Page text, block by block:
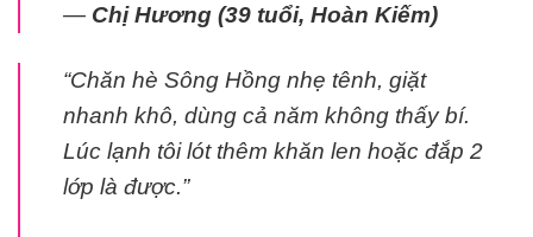
— Chị Hương (39 tuổi, Hoàn Kiếm)
“Chăn hè Sông Hồng nhẹ tênh, giặt
nhanh khô, dùng cả năm không thấy bí.
Lúc lạnh tôi lót thêm khăn len hoặc đắp 2
lớp là được.”